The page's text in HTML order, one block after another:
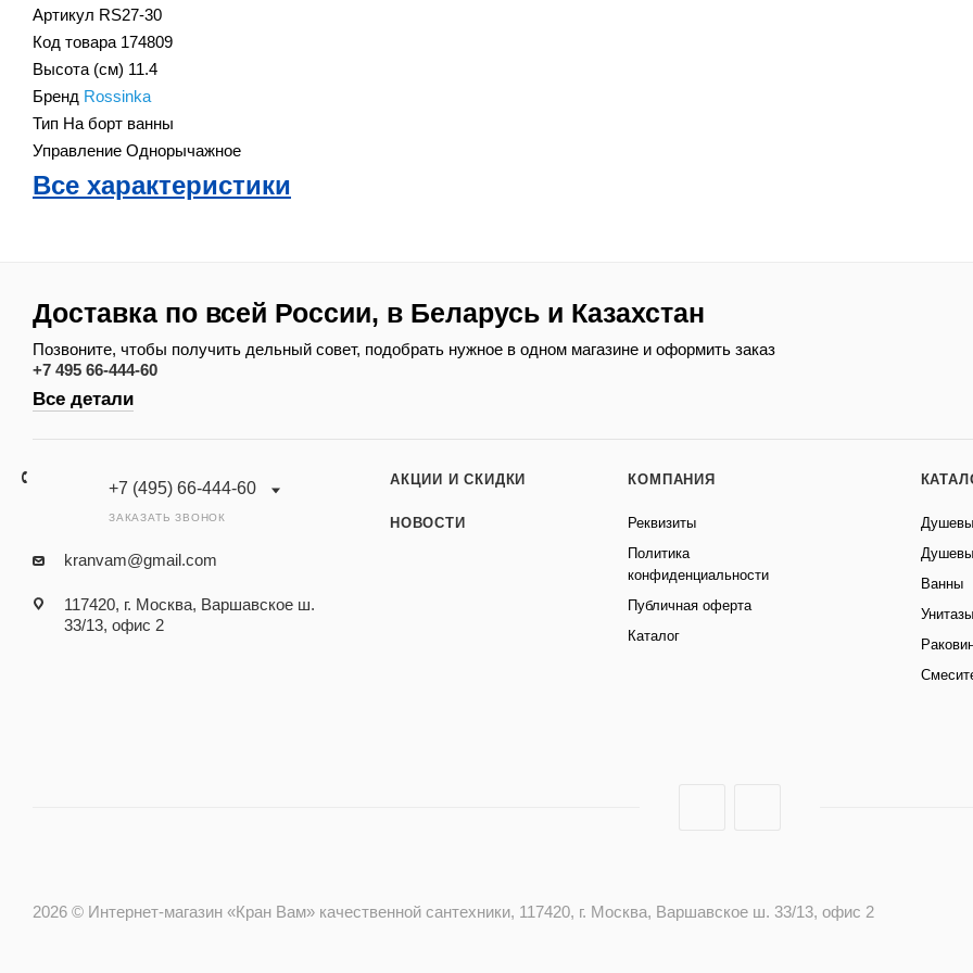
Артикул RS27-30
Код товара 174809
Высота (см) 11.4
Бренд Rossinka
Тип На борт ванны
Управление Однорычажное
Все характеристики
Доставка по всей России, в Беларусь и Казахстан
Позвоните, чтобы получить дельный совет, подобрать нужное в одном магазине и оформить заказ
+7 495 66-444-60
Все детали
+7 (495) 66-444-60
ЗАКАЗАТЬ ЗВОНОК
kranvam@gmail.com
117420, г. Москва, Варшавское ш.
33/13, офис 2
АКЦИИ И СКИДКИ
НОВОСТИ
КОМПАНИЯ
Реквизиты
Политика
конфиденциальности
Публичная оферта
Каталог
Ванны
Унитазы
2026 © Интернет-магазин «Кран Вам» качественной сантехники, 117420, г. Москва, Варшавское ш. 33/13, офис 2